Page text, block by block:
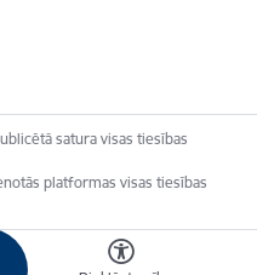
satura visas tiesības
platformas visas tiesības